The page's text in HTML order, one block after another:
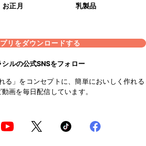
お正月 乳製品
リをダウンロードする
シルの公式SNSをフォロー
る」をコンセプトに、簡単においしく作れる
動画を毎日配信しています。